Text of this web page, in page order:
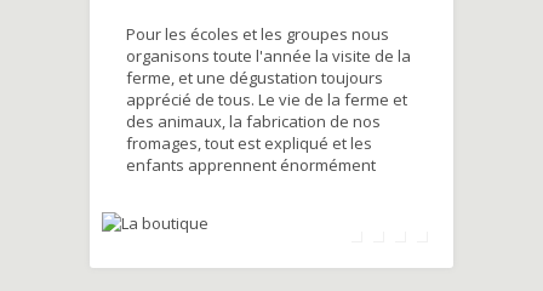
Pour les écoles et les groupes nous
organisons toute l'année la visite de la
ferme, et une dégustation toujours
apprécié de tous. Le vie de la ferme et
des animaux, la fabrication de nos
fromages, tout est expliqué et les
enfants apprennent énormément